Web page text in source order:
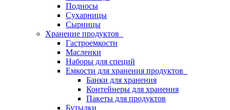
Подносы
Сухарницы
Сырницы
Хранение продуктов
Гастроемкости
Масленки
Наборы для специй
Емкости для хранения продуктов
Банки для хранения
Контейнеры для хранения
Пакеты для продуктов
Бутылки